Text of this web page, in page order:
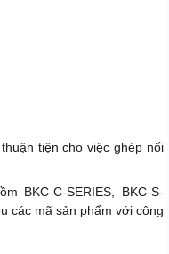
tiện cho việc ghép nối
BKC-C-SERIES, BKC-S-
các mã sản phẩm với công